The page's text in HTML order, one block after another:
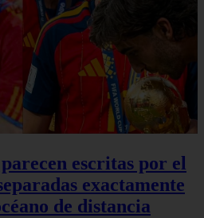
escritas por el
exactamente
de distancia